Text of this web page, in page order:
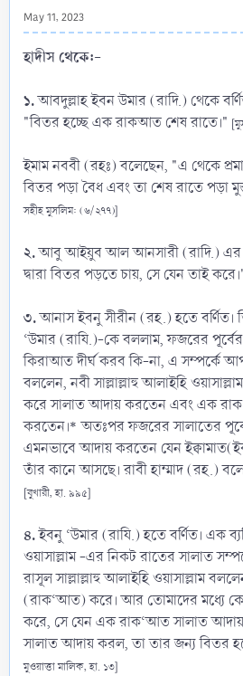
May 11, 2023
হাদীস থেকে:-
১.আবদুল্লাহ ইবন উমার (রাদি.) থেকে
"বিতর হচ্ছে এক রাকআত শেষ রাতে।"
ইমাম নববী (রহঃ) বলেছেন, "এ থেকে
বিতর পড়া বৈধ এবং তা শেষ রাতে পড়া
সহীহ মুসলিম: (৬/২৭৭)]
২.আবু আইয়ুব আল আনসারী (রাদি.) এর
দ্বারা বিতর পড়তে চায়, সে যেন তাই
৩.আনাস ইবনু সীরীন (রহ.) হতে
‘উমার (রাযি.)-কে বললাম, ফজরের
কিরাআত দীর্ঘ করব কি-না, এ সম্পর্কে
বললেন, নবী সাল্লাল্লাহু আলাইহি
করে সালাত আদায় করতেন এবং এক
করতেন।* অতঃপর ফজরের সালাতের
এমনভাবে আদায় করতেন যেন
তাঁর কানে আসছে। রাবী হাম্মাদ (রহ.)
[বুখারী, হা. ৯৯৫]
৪.ইবনু ‘উমার (রাযি.) হতে বর্ণিত। এক
ওয়াসাল্লাম -এর নিকট রাতের সালাত
রাসূল সাল্লাল্লাহু আলাইহি ওয়াসাল্লাম
(রাক‘আত) করে। আর তোমাদের মধ্যে
করে, সে যেন এক রাক‘আত সালাত
সালাত আদায় করল, তা তার জন্য বিতর
মুওয়াত্তা মালিক, হা. ১৩]